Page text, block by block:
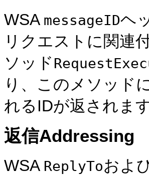
WSA messageIDヘ
リクエストに関連
ソッド
り、このメソッド
れるIDが返されます
返信Addressing
WSA ReplyToおよ